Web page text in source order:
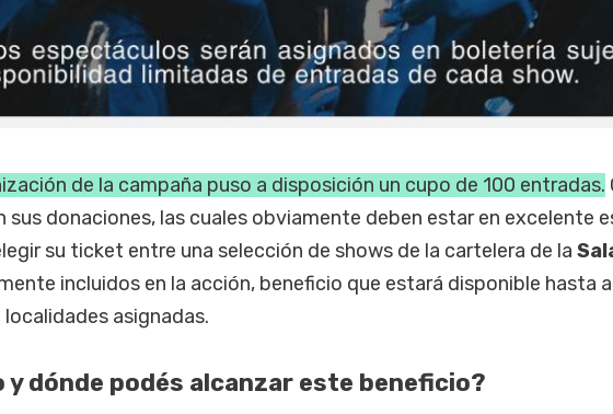
de la campaña puso a disposición un cupo de 100 entradas.
sus donaciones, las cuales obviamente deben estar en excelente
su ticket entre una selección de shows de la cartelera de la
incluidos en la acción, beneficio que estará disponible hasta
asignadas.
y dónde podés alcanzar este beneficio?